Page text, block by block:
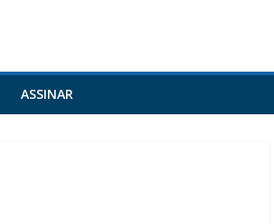
ASSINAR